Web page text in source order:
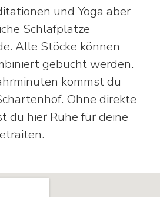
und Yoga aber
Schlafplätze
Alle Stöcke können
gebucht werden.
kommst du
Ohne direkte
du hier Ruhe für deine